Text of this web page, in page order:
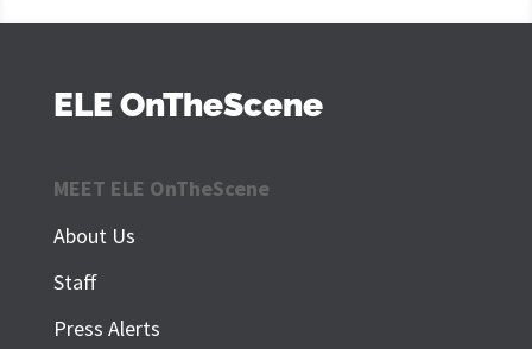
ELE OnTheScene
MEET ELE OnTheScene
About Us
Staff
Press Alerts